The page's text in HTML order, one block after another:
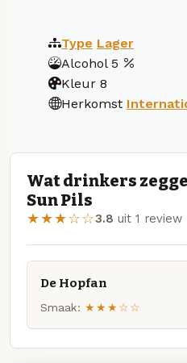
Type Lager
Alcohol 5
Kleur 8
Herkomst
Wat drinkers
Sun Pils
★★★☆☆3.8 uit 1 review
De Hopfan
Smaak: ★★★☆☆